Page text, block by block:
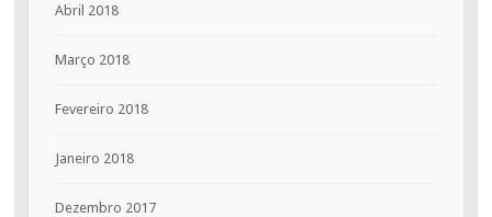
Abril 2018
Março 2018
Fevereiro 2018
Janeiro 2018
Dezembro 2017